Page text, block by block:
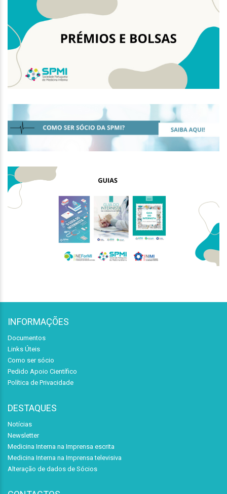
INFORMAÇÕES
Documentos
Links Úteis
Como ser sócio
Pedido Apoio Científico
Política de Privacidade
DESTAQUES
Notícias
Newsletter
Medicina Interna na Imprensa escrita
Medicina Interna na Imprensa televisiva
Alteração de dados de Sócios